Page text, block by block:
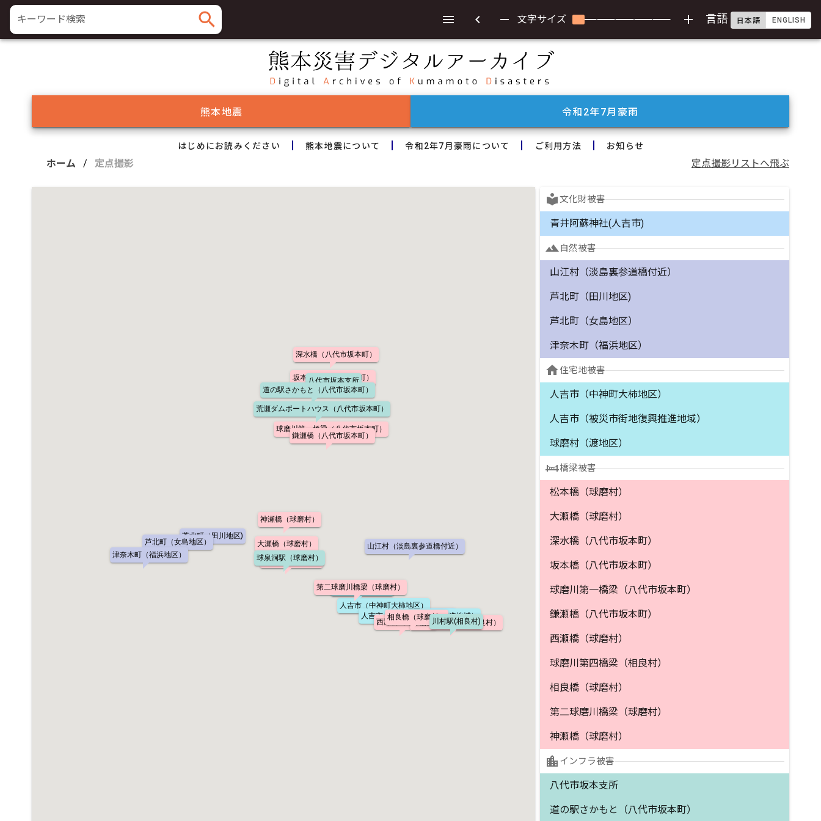
キーワード検索 search chevron_left remove 文字サイズ add 言語 日本語 ENGLISH
熊本地震 令和2年7月豪雨
はじめにお読みください 熊本地震について 令和2年7月豪雨について ご利用方法 お知らせ
ホーム / 定点撮影 定点撮影リストへ飛ぶ
青井阿蘇神社(人吉市)
山江村（淡島裏参道橋付近）
芦北町（田川地区)
芦北町（女島地区）
津奈木町（福浜地区）
人吉市（中神町大柿地区）
人吉市（被災市街地復興推進地域）
球磨村（渡地区）
松本橋（球磨村）
大瀬橋（球磨村）
深水橋（八代市坂本町）
坂本橋（八代市坂本町）
球磨川第一橋梁（八代市坂本町）
鎌瀬橋（八代市坂本町）
西瀬橋（球磨村）球磨川第四橋梁（相良村）
相良橋（球磨村）
第二球磨川橋梁（球磨村）
神瀬橋（球磨村）
八代市坂本支所
道の駅さかもと（八代市坂本町）
荒瀬ダムボートハウス（八代市坂本町）
川村駅(相良村)
球泉洞駅（球磨村）
local_library文化財被害
青井阿蘇神社(人吉市)
landscape自然被害
山江村（淡島裏参道橋付近）
芦北町（田川地区)
芦北町（女島地区）
津奈木町（福浜地区）
home住宅地被害
人吉市（中神町大柿地区）
人吉市（被災市街地復興推進地域）
球磨村（渡地区）
橋梁被害
松本橋（球磨村）
大瀬橋（球磨村）
深水橋（八代市坂本町）
坂本橋（八代市坂本町）
球磨川第一橋梁（八代市坂本町）
鎌瀬橋（八代市坂本町）
西瀬橋（球磨村）
球磨川第四橋梁（相良村）
相良橋（球磨村）
第二球磨川橋梁（球磨村）
神瀬橋（球磨村）
location_city インフラ被害
八代市坂本支所
道の駅さかもと（八代市坂本町）